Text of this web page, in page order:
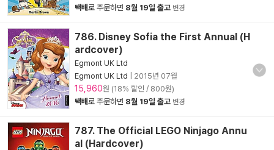
택배로 주문하면 8월 19일 출고 변경
786. Disney Sofia the First Annual (H
ardcover)
Egmont UK Ltd
Egmont UK Ltd
2015년 07월
15,960원 (18% 할인 / 800원)
택배로 주문하면 8월 19일 출고 변경
787. The Official LEGO Ninjago Annu
al (Hardcover)